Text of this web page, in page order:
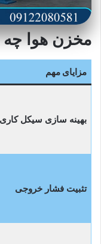
مخزن هوا چه
مزایای مهم
بهینه‌ سازی سیکل کاری
تثبیت فشار خروجی